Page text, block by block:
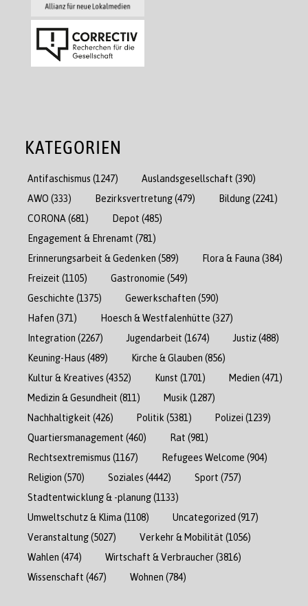
KATEGORIEN
Antifaschismus (1247) Auslandsgesellschaft (390)
AWO (333) Bezirksvertretung(479) Bildung(2241)
CORONA (681) Depot (485)
Engagement & Ehrenamt (781)
Erinnerungsarbeit & Gedenken (589) Flora & Fauna (384)
Freizeit (1105) Gastronomie (549)
Geschichte (1375) Gewerkschaften (590)
Hafen (371) Hoesch & Westfalenhütte (327)
Integration (2267) Jugendarbeit (1674) Justiz(488)
Keuning-Haus (489) Kirche & Glauben (856)
Kultur & Kreatives (4352) Kunst (1701) Medien (471)
Medizin & Gesundheit (811) Musik (1287)
Nachhaltigkeit (426) Politik (5381) Polizei (1239)
Quartiersmanagement (460) Rat (981)
Rechtsextremismus (1167) Refugees Welcome (904)
Religion (570) Soziales (4442) Sport (757)
Stadtentwicklung & -planung(1133)
Umweltschutz & Klima (1108) Uncategorized (917)
Veranstaltung(5027) Verkehr & Mobilität (1056)
Wahlen (474) Wirtschaft & Verbraucher(3816)
Wissenschaft (467) Wohnen (784)